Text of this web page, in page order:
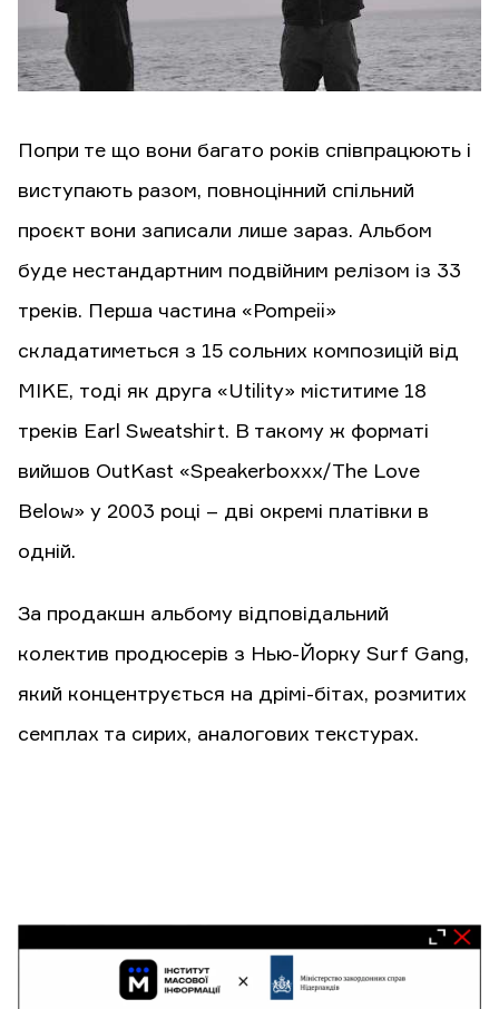
Попри те що вони багато років співпрацюють і
виступають разом, повноцінний спільний
проєкт вони записали лише зараз. Альбом
буде нестандартним подвійним релізом із 33
треків. Перша частина «Pompeii»
складатиметься з 15 сольних композицій від
MIKE, тоді як друга «Utility» міститиме 18
треків Earl Sweatshirt. В такому ж форматі
вийшов OutKast «Speakerboxxx/The Love
Below» у 2003 році – дві окремі платівки в
одній.
За продакшн альбому відповідальний
колектив продюсерів з Нью-Йорку Surf Gang,
який концентрується на дрімі-бітах, розмитих
семплах та сирих, аналогових текстурах.